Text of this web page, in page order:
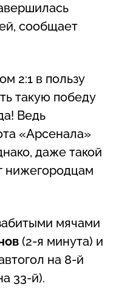
сообщает
2:1 в пользу
такую победу
Ведь
«Арсенала»
даже такой
нижегородцам
мячами
(2-я минута) и
на 8-й
33-й).